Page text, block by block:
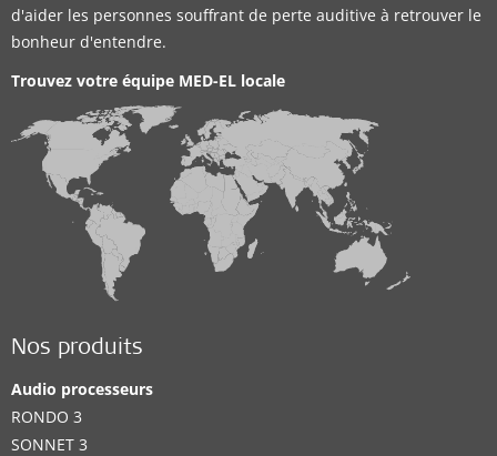
d'aider les personnes souffrant de perte auditive à retrouver le
bonheur d'entendre.
Trouvez votre équipe MED-EL locale
Nos produits
Audio processeurs
RONDO 3
SONNET 3